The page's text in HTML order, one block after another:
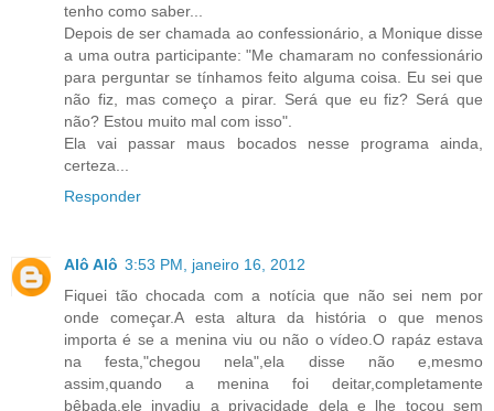
tenho como saber...
Depois de ser chamada ao confessionário, a Monique disse
a uma outra participante: "Me chamaram no confessionário
para perguntar se tínhamos feito alguma coisa. Eu sei que
não fiz, mas começo a pirar. Será que eu fiz? Será que
não? Estou muito mal com isso".
Ela vai passar maus bocados nesse programa ainda,
certeza...
Responder
Alô Alô 3:53 PM, janeiro 16, 2012
Fiquei tão chocada com a notícia que não sei nem por
onde começar.A esta altura da história o que menos
importa é se a menina viu ou não o vídeo.O rapáz estava
na festa,"chegou nela",ela disse não e,mesmo
assim,quando a menina foi deitar,completamente
bêbada,ele invadiu a privacidade dela e lhe tocou sem